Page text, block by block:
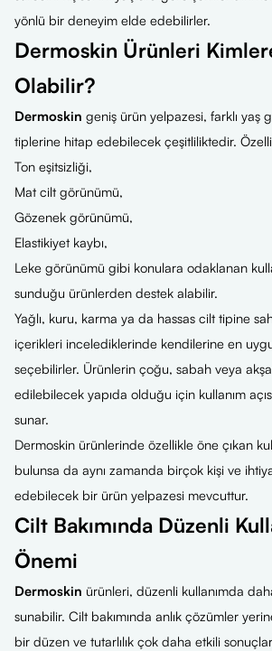
yönlü bir deneyim elde edebilirler.
Dermoskin Ürünleri
Olabilir?
Dermoskin geniş ürün yelpazesi, farklı yaş
tiplerine hitap edebilecek çeşitliliktedir.
Ton eşitsizliği,
Mat cilt görünümü,
Gözenek görünümü,
Elastikiyet kaybı,
Leke görünümü gibi konulara odaklanan
sunduğu ürünlerden destek alabilir.
Yağlı, kuru, karma ya da hassas cilt tipine
içerikleri incelediklerinde kendilerine en
seçebilirler. Ürünlerin çoğu, sabah veya
edilebilecek yapıda olduğu için kullanım
sunar.
Dermoskin ürünlerinde özellikle öne çıkan
bulunsa da aynı zamanda birçok kişi ve
edebilecek bir ürün yelpazesi mevcuttur.
Cilt Bakımında Düzenli
Önemi
Dermoskin ürünleri, düzenli kullanımda
sunabilir. Cilt bakımında anlık çözümler
bir düzen ve tutarlılık çok daha etkili